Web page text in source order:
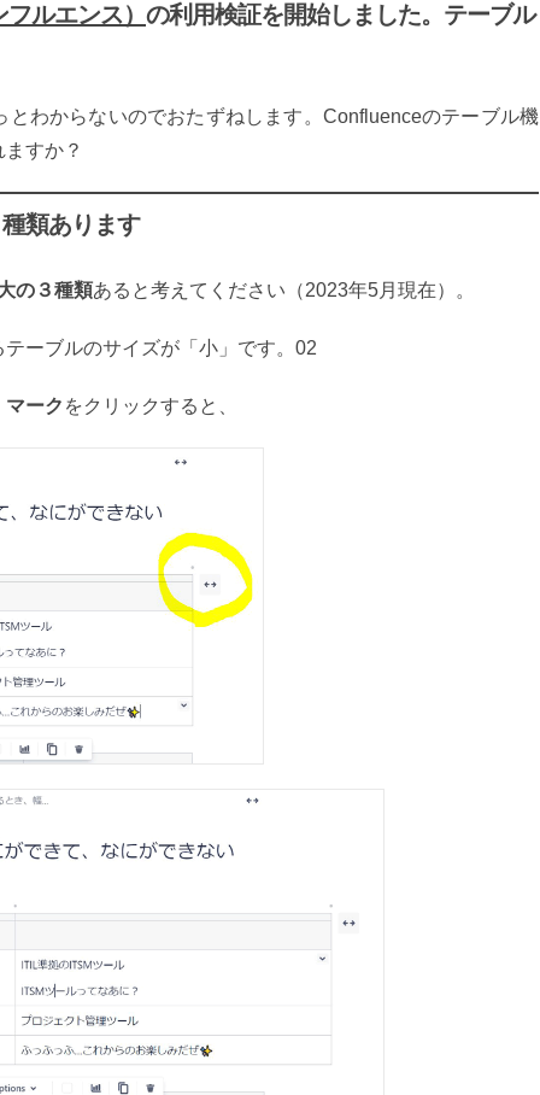
ルエンス） の利用検証を開始しました。テーブル
とわからないのでおたずねします。Confluenceのテーブル機
すか？
類あります
の３種類あると考えてください（2023年5月現在）。
ーブルのサイズが「小」です。02
ーク をクリックすると、